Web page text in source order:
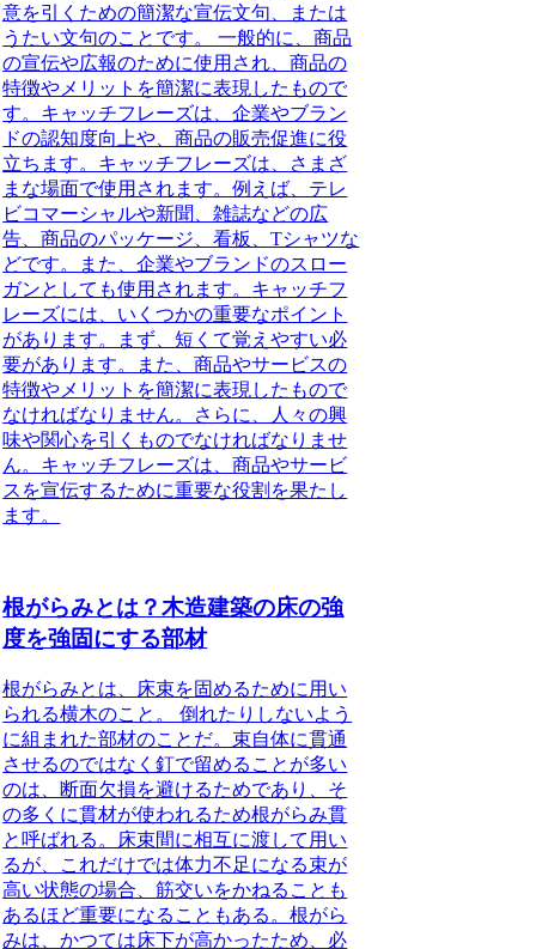
意を引くための簡潔な宣伝文句、または
うたい文句のことです。
一般的に、商品
の宣伝や広報のために使用され、商品の
特徴やメリットを簡潔に表現したもので
す。キャッチフレーズは、企業やブラン
ドの認知度向上や、商品の販売促進に役
立ちます。キャッチフレーズは、さまざ
まな場面で使用されます。例えば、テレ
ビコマーシャルや新聞、雑誌などの広
告、商品のパッケージ、看板、Tシャツな
どです。また、企業やブランドのスロー
ガンとしても使用されます。 キャッチフ
レーズには、いくつかの重要なポイント
があります。まず、短くて覚えやすい必
要があります。また、商品やサービスの
特徴やメリットを簡潔に表現したもので
なければなりません。さらに、人々の興
味や関心を引くものでなければなりませ
ん。キャッチフレーズは、商品やサービ
スを宣伝するために重要な役割を果たし
ます。
根がらみとは？木造建築の床の強
度を強固にする部材
根がらみとは、床束を固めるために用い
られる横木のこと。
倒れたりしないよう
に組まれた部材のことだ。束自体に貫通
させるのではなく釘で留めることが多い
のは、断面欠損を避けるためであり、そ
の多くに貫材が使われるため根がらみ貫
と呼ばれる。床束間に相互に渡して用い
るが、これだけでは体力不足になる束が
高い状態の場合、筋交いをかねることも
あるほど重要になることもある。根がら
みは、かつては床下が高かったため、必